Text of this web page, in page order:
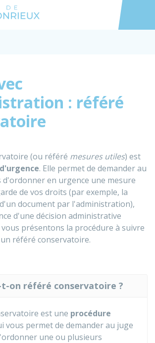
Accéder
: référé
(ou référé mesures utiles) est
. Elle permet de demander au
d'ordonner en urgence une mesure
de vos droits (par exemple, la
document par l'administration),
d'une décision administrative
présentons la procédure à suivre
référé conservatoire.
t-on référé conservatoire ?
est une procédure
vous permet de demander au juge
une ou plusieurs